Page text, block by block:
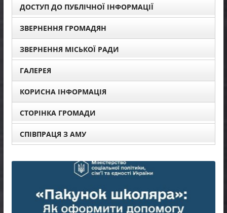
ДОСТУП ДО ПУБЛІЧНОЇ ІНФОРМАЦІЇ
ЗВЕРНЕННЯ ГРОМАДЯН
ЗВЕРНЕННЯ МІСЬКОЇ РАДИ
ГАЛЕРЕЯ
КОРИСНА ІНФОРМАЦІЯ
СТОРІНКА ГРОМАДИ
СПІВПРАЦЯ З АМУ